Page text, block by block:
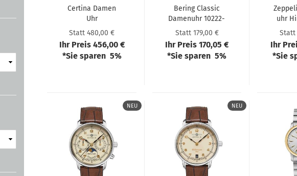
Cer­ti­na Damen
Uhr
C045.010.22.031.00
Statt 480,00 €
Ihr Preis 456,00 €
*Sie sparen 5%
Be­ring Clas­sic
Da­men­uhr 10222-​​
010-S
Statt 179,00 €
Ihr Preis 170,05 €
*Sie sparen 5%
uhr
Statt
Ihr
*Sie
NEU NEU